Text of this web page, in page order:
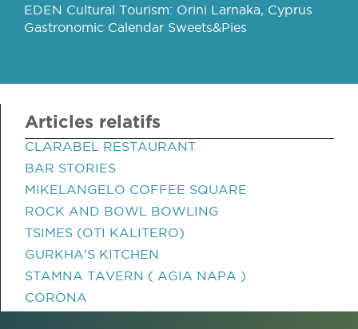
EDEN Cultural Tourism: Orini Larnaka, Cyprus
Gastronomic Calendar Sweets&Pies
Articles relatifs
CLARABEL RESTAURANT
BAR STORIES
MIKELANGELO COFFEE SQUARE
ROCK AND BOWL BOWLING
TSIMES (OTI KALITERO)
GURKHA'S KITCHEN
STAMNA TAVERN ( AGIA NAPA )
CORONA